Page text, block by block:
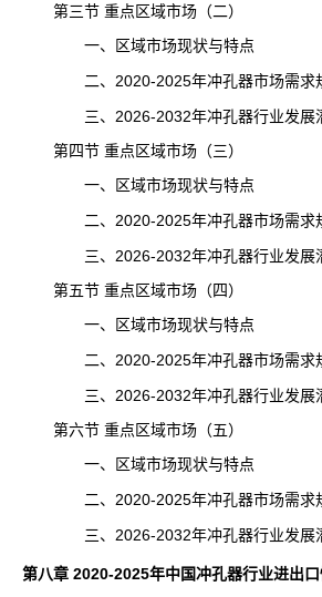
第三节 重点区域市场（二）
一、区域市场现状与特点
二、2020-2025年冲孔器市场需求
三、2026-2032年冲孔器行业发展
第四节 重点区域市场（三）
一、区域市场现状与特点
二、2020-2025年冲孔器市场需求
三、2026-2032年冲孔器行业发展
第五节 重点区域市场（四）
一、区域市场现状与特点
二、2020-2025年冲孔器市场需求
三、2026-2032年冲孔器行业发展
第六节 重点区域市场（五）
一、区域市场现状与特点
二、2020-2025年冲孔器市场需求
三、2026-2032年冲孔器行业发展
第八章 2020-2025年中国冲孔器行业进出